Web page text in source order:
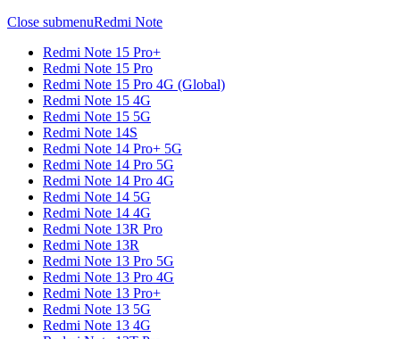
Close submenuRedmi Note
Redmi Note 15 Pro+
Redmi Note 15 Pro
Redmi Note 15 Pro 4G (Global)
Redmi Note 15 4G
Redmi Note 15 5G
Redmi Note 14S
Redmi Note 14 Pro+ 5G
Redmi Note 14 Pro 5G
Redmi Note 14 Pro 4G
Redmi Note 14 5G
Redmi Note 14 4G
Redmi Note 13R Pro
Redmi Note 13R
Redmi Note 13 Pro 5G
Redmi Note 13 Pro 4G
Redmi Note 13 Pro+
Redmi Note 13 5G
Redmi Note 13 4G